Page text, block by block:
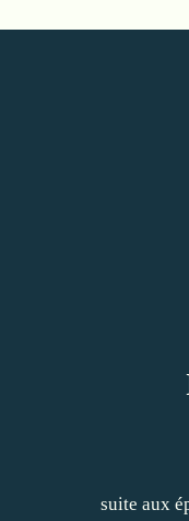
suite aux